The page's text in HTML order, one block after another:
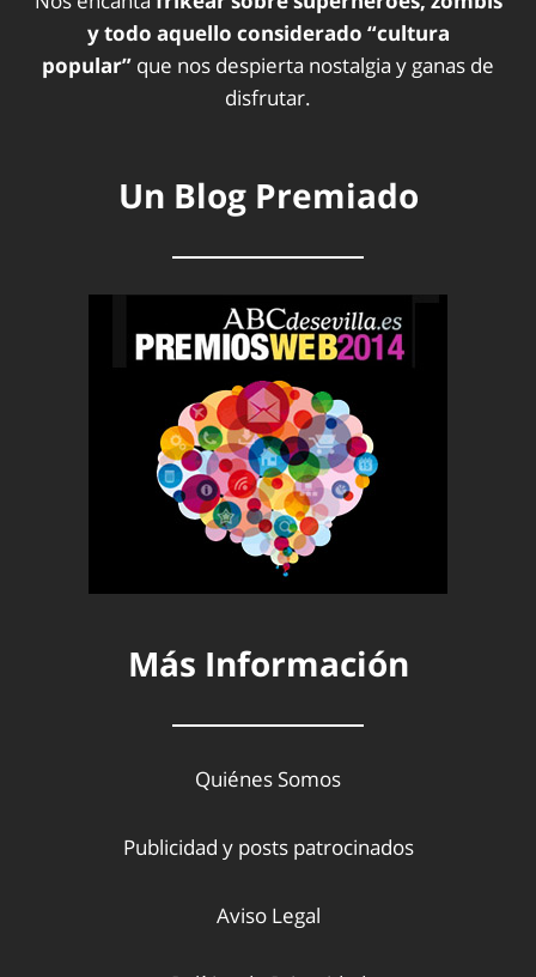
y todo aquello considerado “cultura
popular” que nos despierta nostalgia y ganas de
disfrutar.
Un Blog Premiado
Más Información
Quiénes Somos
Publicidad y posts patrocinados
Aviso Legal